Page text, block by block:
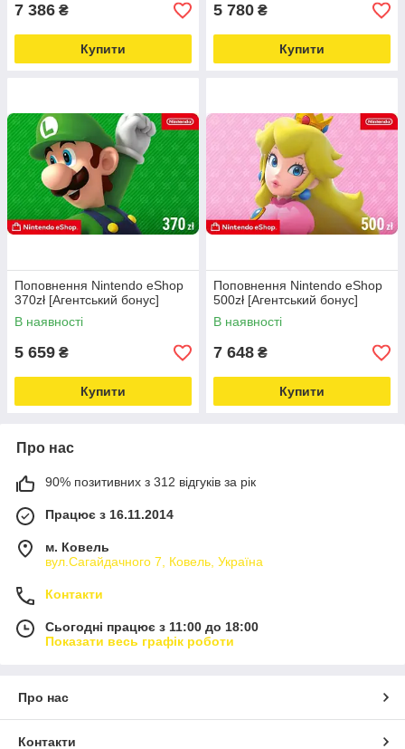
7 386 ₴
Купити
5 780 ₴
Купити
Поповнення Nintendo eShop
370zł [Агентський бонус]
В наявності
5 659 ₴
Купити
Поповнення Nintendo eShop
500zł [Агентський бонус]
В наявності
7 648 ₴
Купити
Про нас
90% позитивних з 312 відгуків за рік
Працює з 16.11.2014
м. Ковель
вул.Сагайдачного 7, Ковель, Україна
Контакти
Сьогодні працює з 11:00 до 18:00
Показати весь графік роботи
Про нас
Контакти